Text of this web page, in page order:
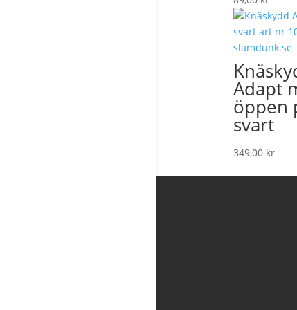
Adapt
öppen
svart
349,00 kr